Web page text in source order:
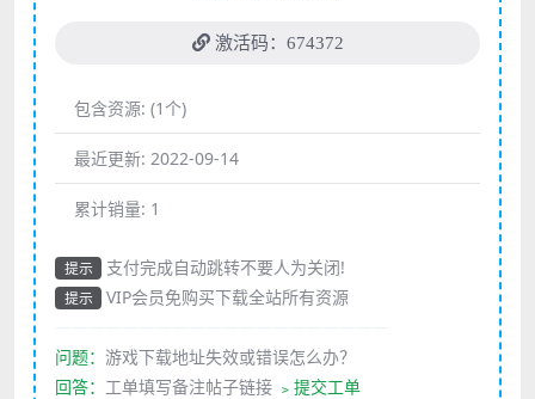
激活码：674372
包含资源: (1个)
最近更新: 2022-09-14
累计销量: 1
提示 支付完成自动跳转不要人为关闭!
提示
VIP会员免购买下载全站所有资源
问题： 游戏下载地址失效或错误怎么办？
回答： 工单填写备注帖子链接 ﹥提交工单